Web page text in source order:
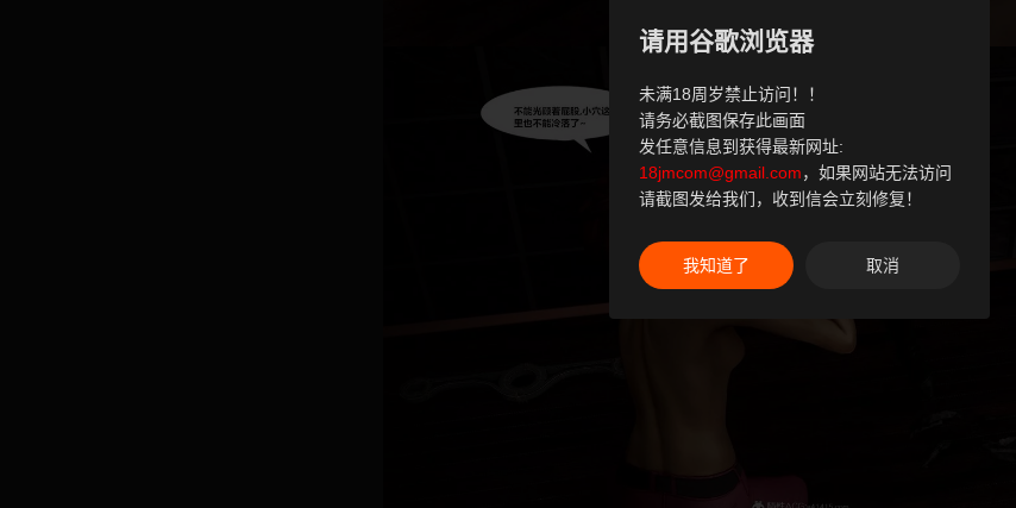
请用谷歌浏览器
未满18周岁禁止访问！！
请务必截图保存此画面
发任意信息到获得最新网址:
18jmcom@gmail.com，如果网站无法访问
请截图发给我们，收到信会立刻修复！
我知道了 取消